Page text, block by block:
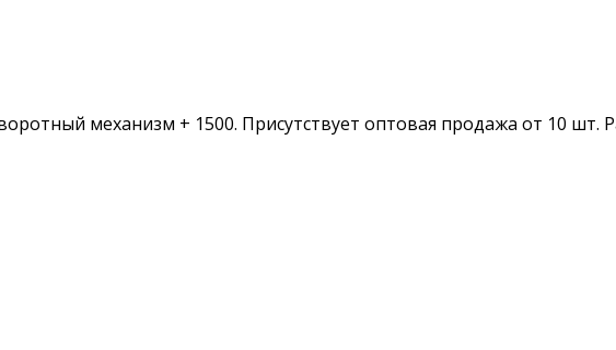
механизм + 1500. Присутствует оптовая продажа от 10 шт.